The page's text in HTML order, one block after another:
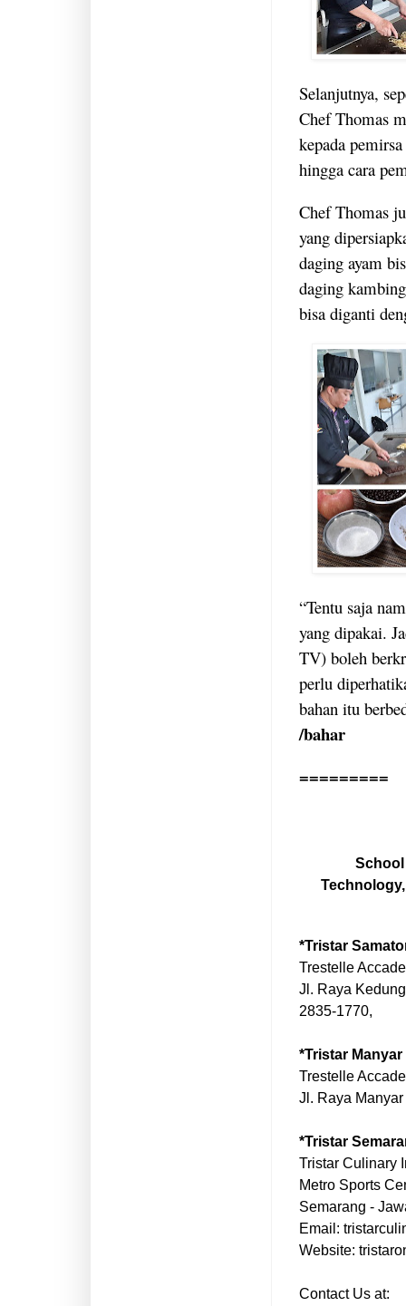
Selanjutnya,
Chef Thomas
kepada
hingga cara
Chef Thomas
yang
daging ayam
daging
bisa diganti
“Tentu saja
yang dipakai.
TV) boleh
perlu
bahan itu
/bahar
=========
*Tristar
Trestelle
Jl. Raya
2835-1770,
*Tristar Manyar
Trestelle
Jl. Raya
*Tristar
Tristar Culinary
Metro Sports
Semarang -
Email:
Website:
Contact Us at: